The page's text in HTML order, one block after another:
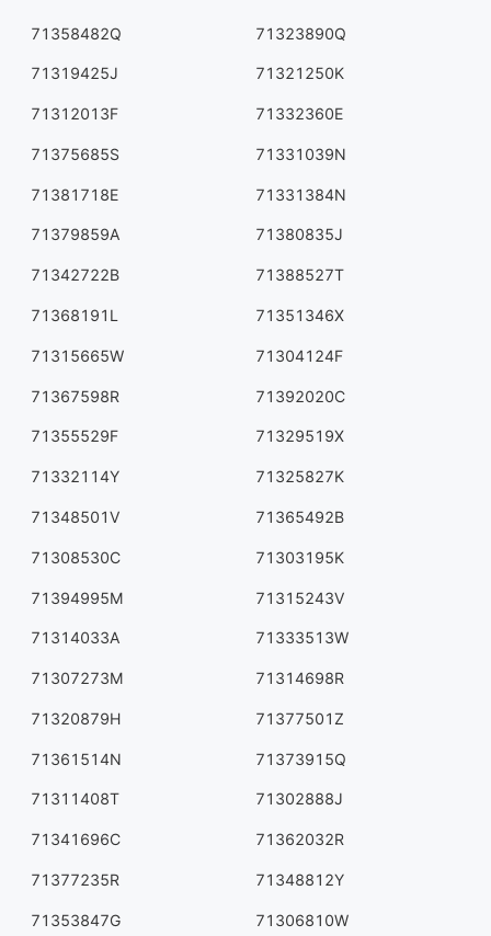
71358482Q 71323890Q
71319425J 71321250K
71312013F 71332360E
71375685S 71331039N
71381718E 71331384N
71379859A 71380835J
71342722B 71388527T
71368191L 71351346X
71315665W 71304124F
71367598R 71392020C
71355529F 71329519X
71332114Y 71325827K
71348501V 71365492B
71308530C 71303195K
71394995M 71315243V
71314033A 71333513W
71307273M 71314698R
71320879H 71377501Z
71361514N 71373915Q
71311408T 71302888J
71341696C 71362032R
71377235R 71348812Y
71353847G 71306810W